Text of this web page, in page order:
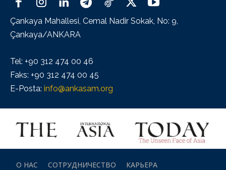
Çankaya Mahallesi, Cemal Nadir Sokak, No: 9,
Çankaya/ANKARA
Tel: +90 312 474 00 46
Faks: +90 312 474 00 45
E-Posta: info@ankasam.org
О НАС СОТРУДНИЧЕСТВО
КАРЬЕРА